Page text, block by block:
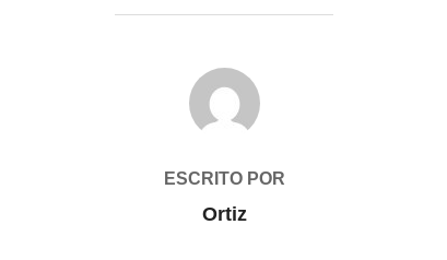
AUTOR DE LA PUBLICACIÓN
ESCRITO POR
Ortiz